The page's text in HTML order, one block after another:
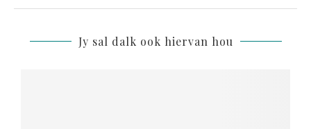
Jy sal dalk ook hiervan hou